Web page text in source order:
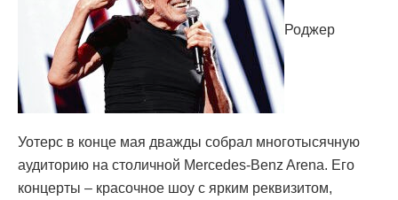
Роджер
Уотерс в конце мая дважды собрал многотысячную
аудиторию на столичной Mercedes-Benz Arena. Его
концерты – красочное шоу с ярким реквизитом,